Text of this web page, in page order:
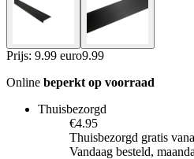
Prijs: 9.99 euro9.99
Online beperkt op voorraad
Thuisbezorgd
€4.95
Thuisbezorgd gratis
Vandaag besteld,